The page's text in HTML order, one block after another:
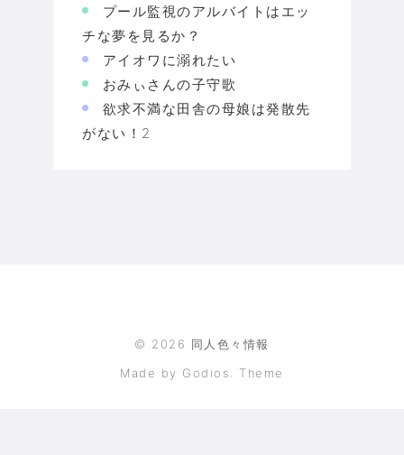
プール監視のアルバイトはエッ
チな夢を見るか？
アイオワに溺れたい
おみぃさんの子守歌
欲求不満な田舎の母娘は発散先
がない！2
© 2026 同人色々情報
Made by Godios. Theme